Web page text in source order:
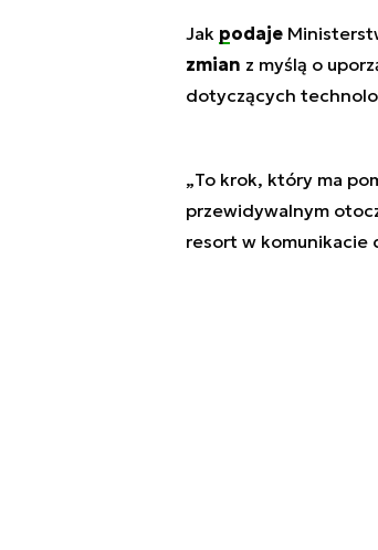
Jak podaje
zmian z myślą o
dotyczących
„To krok, który ma
przewidywalnym
resort w komunikacie